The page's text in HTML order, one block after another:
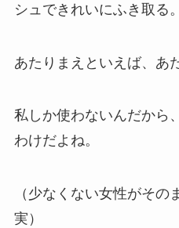
シュできれいにふき取る。
あたりまえといえば、あ
私しか使わないんだから
わけだよね。
（少なくない女性がそ
実）